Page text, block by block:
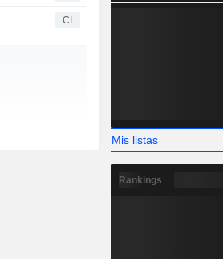
CI
Mis listas
Rankings